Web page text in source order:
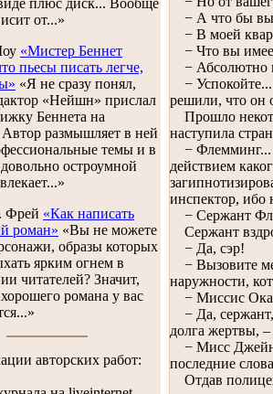
плюс диск... Вообще
от...»
«Мистер Беннет
пьесы писать легче,
«Я не сразу понял,
«Нейшн» прислал
Беннета на
размышляет в ней
темы и в
остроумной
Фрей «Как написать
роман» «Вы не можете
образы которых
ярким огнем в
читателей? Значит,
романа у вас
авторских работ:
− А что бы вы
− В моей
− Что вы
− Абсолютно
− Успокойте...
решили, что он
Прошло
наступила
− Флемминг...
действием
инспектор, ибо
− Сержант
Сержант
− Да, сэр!
− Вызовите
наружности,
− Миссис
− Да, сержант,
долга жертвы,
− Мисс
последние
Отдав